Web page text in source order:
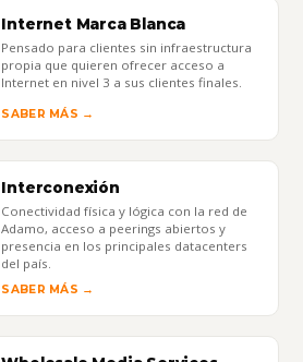
Internet Marca Blanca
Pensado para clientes sin infraestructura
propia que quieren ofrecer acceso a
Internet en nivel 3 a sus clientes finales.
SABER MÁS →
Interconexión
Conectividad física y lógica con la red de
Adamo, acceso a peerings abiertos y
presencia en los principales datacenters
del país.
SABER MÁS →